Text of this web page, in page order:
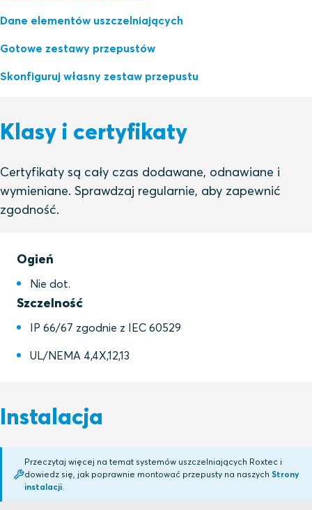
Dane elementów uszczelniających
Gotowe zestawy przepustów
Skonfiguruj własny zestaw przepustu
Klasy i certyfikaty
Certyfikaty są cały czas dodawane, odnawiane i
wymieniane. Sprawdzaj regularnie, aby zapewnić
zgodność.
Ogień
Nie dot.
Szczelność
IP 66/67 zgodnie z IEC 60529
UL/NEMA 4,4X,12,13
Instalacja
Przeczytaj więcej na temat systemów uszczelniających Roxtec i
dowiedz się, jak poprawnie montować przepusty na naszych Strony
instalacji.